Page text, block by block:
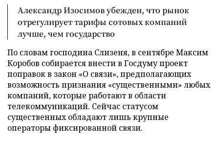
Александр Изосимов убежден, что рынок
отрегулирует тарифы сотовых компаний
лучше, чем государство
По словам господина Слизеня, в сентябре Максим
Коробов собирается внести в Госдуму проект
поправок в закон «О связи», предполагающих
возможность признания «существенными» любых
компаний, которые работают в области
телекоммуникаций. Сейчас статусом
существенных обладают лишь крупные
операторы фиксированной связи.